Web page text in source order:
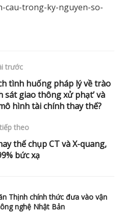
cau-trong-ky-nguyen-so-
trước
tình huống pháp lý về trào
sát giao thông xử phạt’ và
hình tài chính thay thế?
theo
thế chụp CT và X-quang,
bức xạ
Thịnh chính thức đưa vào vận
nghệ Nhật Bản